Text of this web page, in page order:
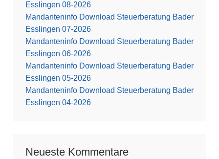
Esslingen 08-2026
Mandanteninfo Download Steuerberatung Bader
Esslingen 07-2026
Mandanteninfo Download Steuerberatung Bader
Esslingen 06-2026
Mandanteninfo Download Steuerberatung Bader
Esslingen 05-2026
Mandanteninfo Download Steuerberatung Bader
Esslingen 04-2026
Neueste Kommentare